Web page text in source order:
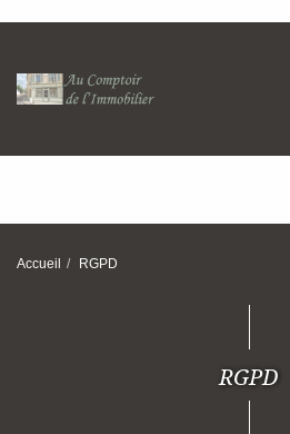
Accueil RGPD
RGPD